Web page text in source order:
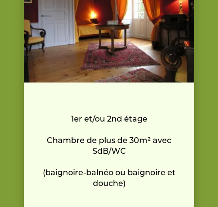
1er et/ou 2nd étage
Chambre de plus de 30m² avec
SdB/WC
(baignoire-balnéo ou baignoire et
douche)